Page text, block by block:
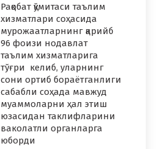
Рақобат қўмитаси таълим
хизматлари соҳасида
мурожаатларнинг қарийб
96 фоизи нодавлат
таълим хизматларига
тўғри келиб, уларнинг
сони ортиб бораётганлиги
сабабли соҳада мавжуд
муаммоларни ҳал этиш
юзасидан таклифларини
ваколатли органларга
юборди